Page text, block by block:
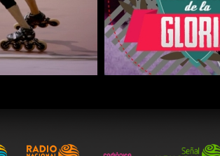
COMPARTIR